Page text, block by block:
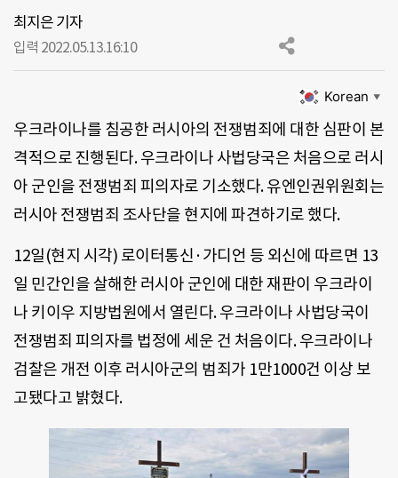
최지은 기자
입력 2022.05.13.16:10
Korean ▼
우크라이나를 침공한 러시아의 전쟁범죄에 대한 심판이 본
격적으로 진행된다. 우크라이나 사법당국은 처음으로 러시
아 군인을 전쟁범죄 피의자로 기소했다. 유엔인권위원회는
러시아 전쟁범죄 조사단을 현지에 파견하기로 했다.
12일(현지 시각) 로이터통신·가디언 등 외신에 따르면 13
일 민간인을 살해한 러시아 군인에 대한 재판이 우크라이
나 키이우 지방법원에서 열린다. 우크라이나 사법당국이
전쟁범죄 피의자를 법정에 세운 건 처음이다. 우크라이나
검찰은 개전 이후 러시아군의 범죄가 1만1000건 이상 보
고됐다고 밝혔다.